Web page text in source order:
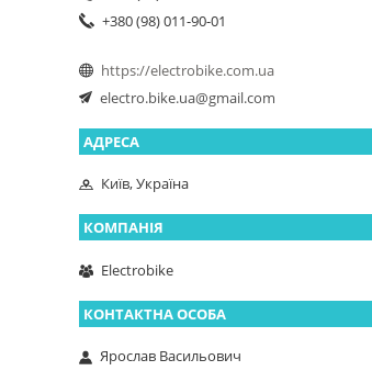
+380 (98) 011-90-01
https://electrobike.com.ua
electro.bike.ua@gmail.com
Київ, Україна
Electrobike
Ярослав Васильович